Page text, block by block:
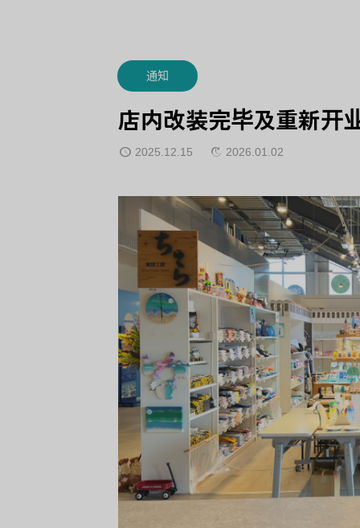
通知
店内改装完毕及重新开
2025.12.15 2026.01.02